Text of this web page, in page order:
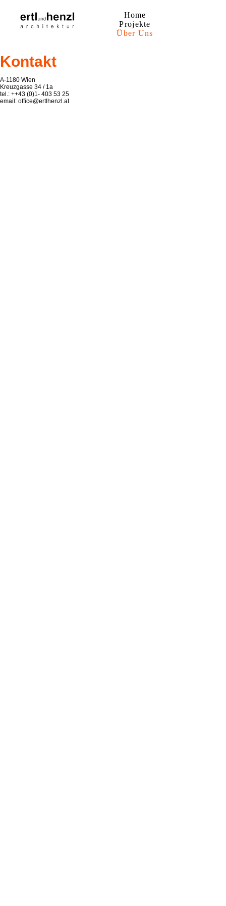
Home
Projekte
Über Uns
Kontakt
A-1180 Wien
Kreuzgasse 34 / 1a
tel.: ++43 (0)1- 403 53 25
email: office@ertlhenzl.at